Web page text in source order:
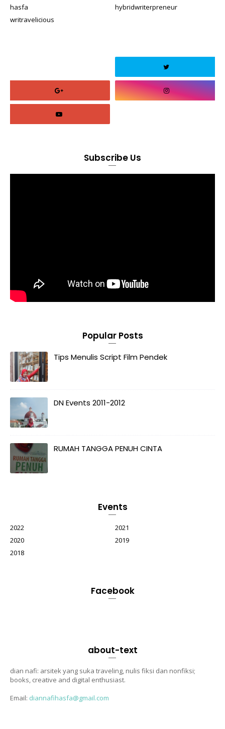
hasfa
hybridwriterpreneur
writravelicious
Subscribe Us
Popular Posts
Tips Menulis Script Film Pendek
DN Events 2011-2012
RUMAH TANGGA PENUH CINTA
Events
2022
2021
2020
2019
2018
Facebook
about-text
dian nafi: arsitek yang suka traveling, nulis fiksi dan nonfiksi;
books, creative and digital enthusiast.
Email: diannafihasfa@gmail.com